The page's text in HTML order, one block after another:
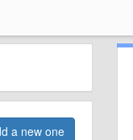
a new one